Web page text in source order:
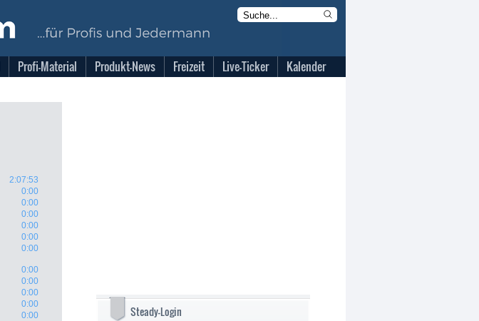
Profi-Material Produkt-News Freizeit Live-Ticker Kalender
2:07:53
0:00
0:00
0:00
0:00
0:00
0:00
0:00
0:00
0:00
0:00
0:00
Steady-Login